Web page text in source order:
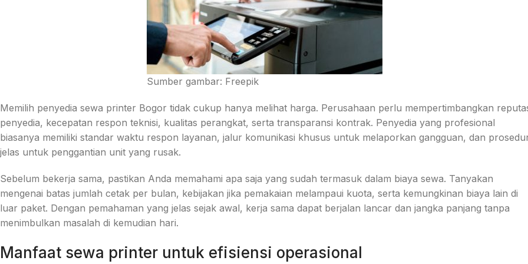
Sumber gambar: Freepik
Memilih penyedia sewa printer Bogor tidak cukup hanya melihat harga. Perusahaan perlu mempertimbangkan
penyedia, kecepatan respon teknisi, kualitas perangkat, serta transparansi kontrak. Penyedia yang profesional
biasanya memiliki standar waktu respon layanan, jalur komunikasi khusus untuk melaporkan gangguan, dan
jelas untuk penggantian unit yang rusak.
Sebelum bekerja sama, pastikan Anda memahami apa saja yang sudah termasuk dalam biaya sewa. Tanyakan
mengenai batas jumlah cetak per bulan, kebijakan jika pemakaian melampaui kuota, serta kemungkinan biaya lain di
luar paket. Dengan pemahaman yang jelas sejak awal, kerja sama dapat berjalan lancar dan jangka panjang tanpa
menimbulkan masalah di kemudian hari.
Manfaat sewa printer untuk efisiensi operasional